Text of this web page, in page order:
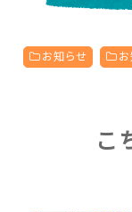
お知らせ
こ